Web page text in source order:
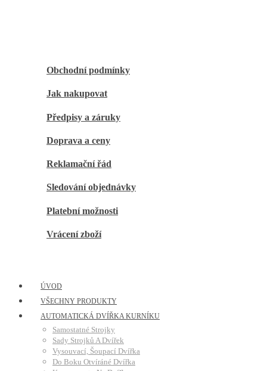
Obchodní podmínky
Jak nakupovat
Předpisy a záruky
Doprava a ceny
Reklamační řád
Sledování objednávky
Platební možnosti
Vrácení zboží
ÚVOD
VŠECHNY PRODUKTY
AUTOMATICKÁ DVÍŘKA KURNÍKU
Samostatné Strojky
Sady Strojků A Dvířek
Vysouvací, Šoupací Dvířka
Do Boku Otvíráné Dvířka